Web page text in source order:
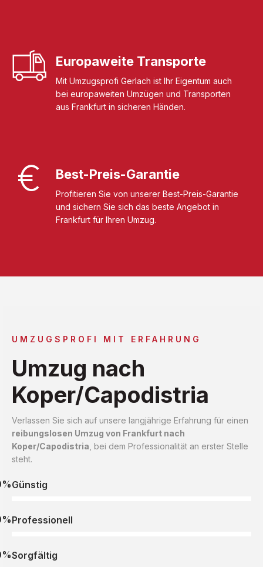
Europaweite Transporte
Mit Umzugsprofi Gerlach ist Ihr Eigentum auch
bei europaweiten Umzügen und Transporten
aus Frankfurt in sicheren Händen.
Best-Preis-Garantie
Profitieren Sie von unserer Best-Preis-Garantie
und sichern Sie sich das beste Angebot in
Frankfurt für Ihren Umzug.
UMZUGSPROFI MIT ERFAHRUNG
Umzug nach
Koper/Capodistria
Verlassen Sie sich auf unsere langjährige Erfahrung für einen
reibungslosen Umzug von Frankfurt nach
Koper/Capodistria , bei dem Professionalität an erster Stelle
steht.
Günstig
Professionell
Sorgfältig